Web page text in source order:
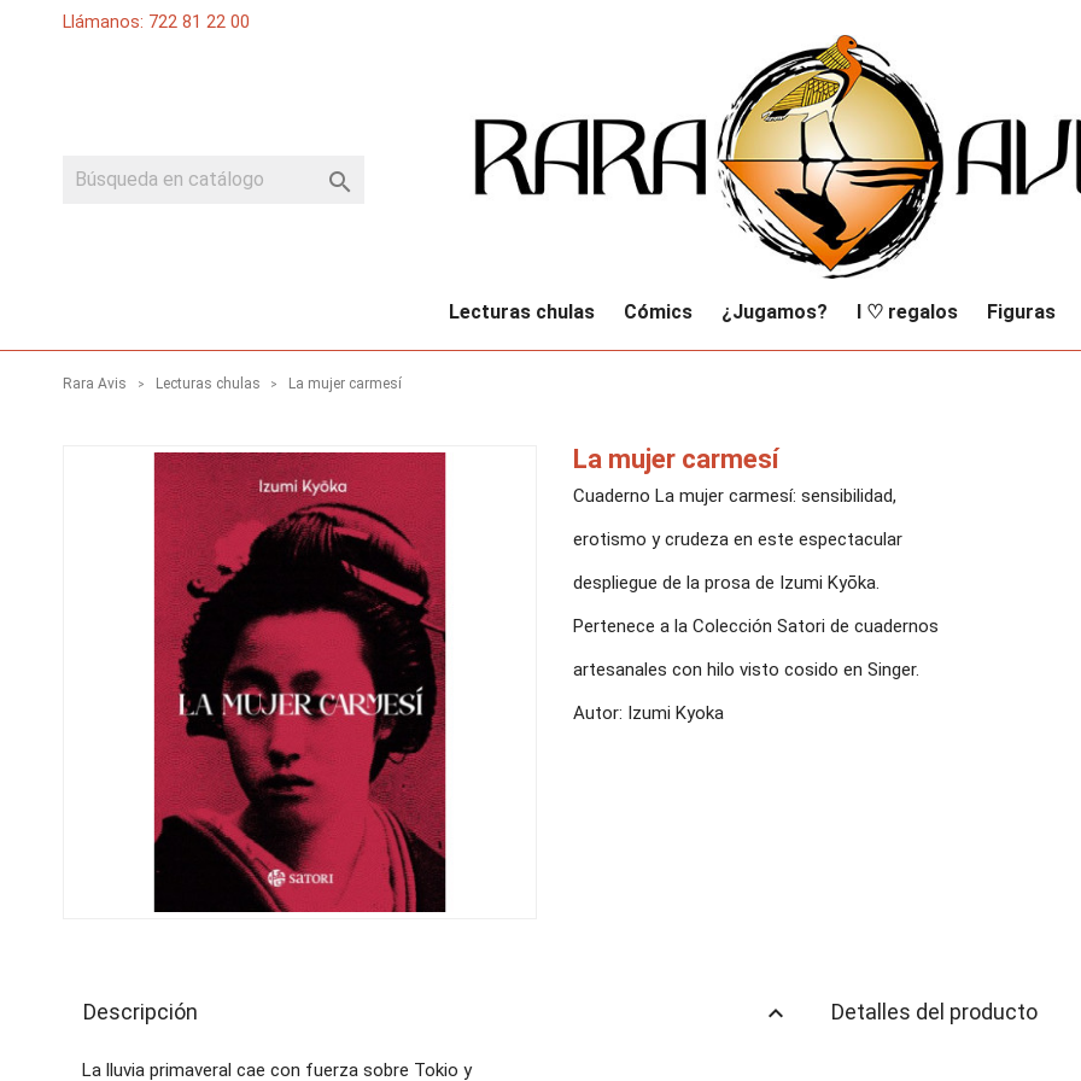
Llámanos: 722 81 22 00

Lecturas chulas Cómics ¿Jugamos? I ♡ regalos Figuras
Rara Avis Lecturas chulas La mujer carmesí
La mujer carmesí
Cuaderno La mujer carmesí: sensibilidad,
erotismo y crudeza en este espectacular
despliegue de la prosa de Izumi Kyōka.
Pertenece a la Colección Satori de cuadernos
artesanales con hilo visto cosido en Singer.
Autor: Izumi Kyoka
Descripción keyboard_arrow_up
La lluvia primaveral cae con fuerza sobre Tokio y
Detalles del producto